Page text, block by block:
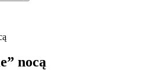
nocą